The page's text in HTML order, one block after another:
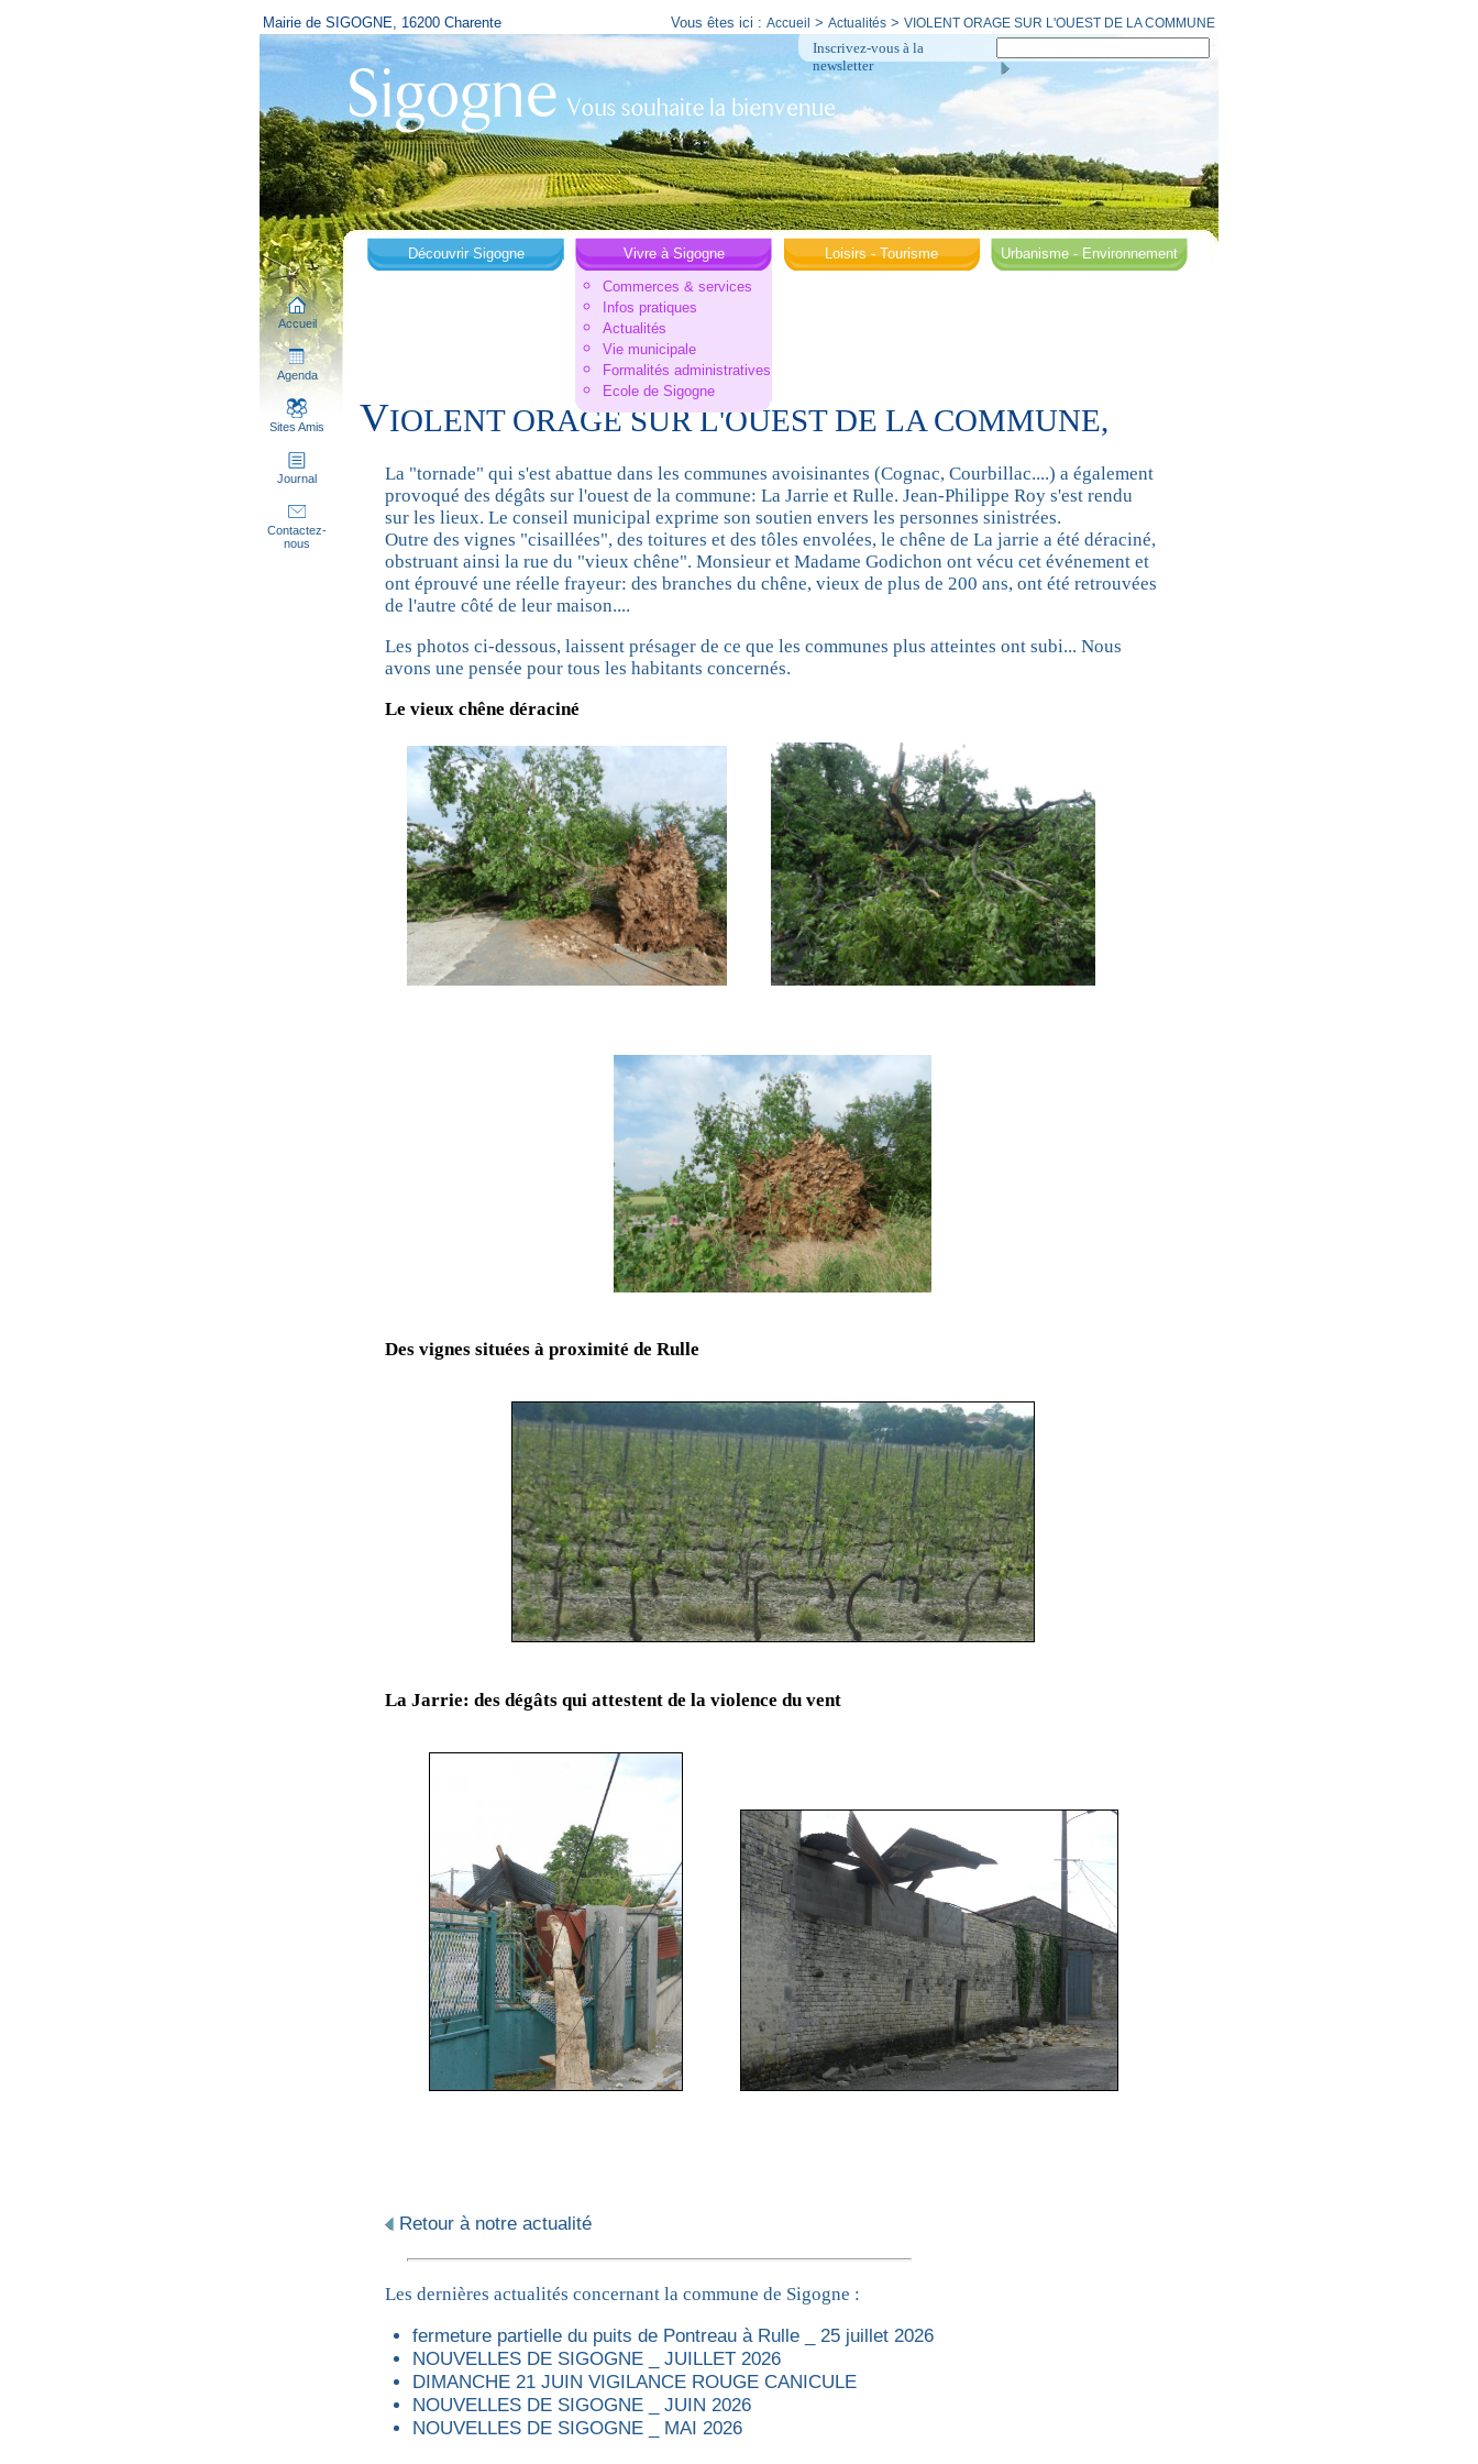
Mairie de SIGOGNE, 16200 Charente Vous êtes ici : Accueil > Actualités > VIOLENT ORAGE SUR L'OUEST DE LA COMMUNE
Inscrivez-vous à la
newsletter
Accueil
Agenda
Sites Amis
Journal
Contactez-
nous
Découvrir Sigogne
Vivre à Sigogne
Commerces & services
Infos pratiques
Actualités
Vie municipale
Formalités administratives
Ecole de Sigogne
Loisirs - Tourisme Urbanisme - Environnement
VIOLENT ORAGE SUR L'OUEST DE LA COMMUNE,
La "tornade" qui s'est abattue dans les communes avoisinantes (Cognac, Courbillac....) a également
provoqué des dégâts sur l'ouest de la commune: La Jarrie et Rulle. Jean-Philippe Roy s'est rendu
sur les lieux. Le conseil municipal exprime son soutien envers les personnes sinistrées.
Outre des vignes "cisaillées", des toitures et des tôles envolées, le chêne de La jarrie a été déraciné,
obstruant ainsi la rue du "vieux chêne". Monsieur et Madame Godichon ont vécu cet événement et
ont éprouvé une réelle frayeur: des branches du chêne, vieux de plus de 200 ans, ont été retrouvées
de l'autre côté de leur maison....
Les photos ci-dessous, laissent présager de ce que les communes plus atteintes ont subi... Nous
avons une pensée pour tous les habitants concernés.
Le vieux chêne déraciné
Des vignes situées à proximité de Rulle
La Jarrie: des dégâts qui attestent de la violence du vent
Retour à notre actualité
Les dernières actualités concernant la commune de Sigogne :
fermeture partielle du puits de Pontreau à Rulle _ 25 juillet 2026
NOUVELLES DE SIGOGNE _ JUILLET 2026
DIMANCHE 21 JUIN VIGILANCE ROUGE CANICULE
NOUVELLES DE SIGOGNE _ JUIN 2026
NOUVELLES DE SIGOGNE _ MAI 2026